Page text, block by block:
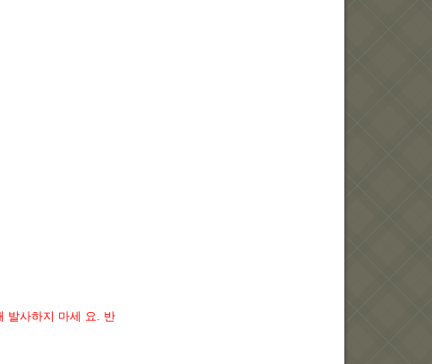
발사하지 마세 요. 반